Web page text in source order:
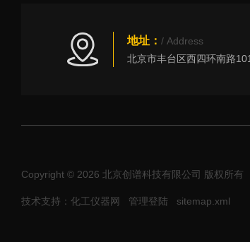
地址： / Address
Copyright © 2026 北京创谱科技有限公司 版权所有
技术支持：化工仪器网 管理登陆 sitemap.xml